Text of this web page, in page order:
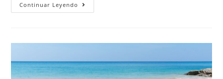
Continuar Leyendo